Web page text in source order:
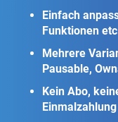
Einfach
Funktionen
Mehrere
Pausable,
Kein Abo,
Einmalzahlung